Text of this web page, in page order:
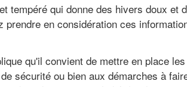
tempéré qui donne des hivers doux et
en considération ces
qu'il convient de mettre en place
sécurité ou bien aux démarches à